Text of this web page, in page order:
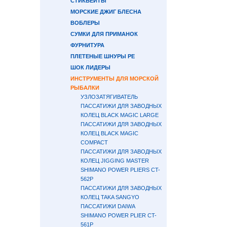
МОРСКИЕ ДЖИГ БЛЕСНА
ВОБЛЕРЫ
СУМКИ ДЛЯ ПРИМАНОК
ФУРНИТУРА
ПЛЕТЕНЫЕ ШНУРЫ PE
ШОК ЛИДЕРЫ
ИНСТРУМЕНТЫ ДЛЯ МОРСКОЙ
РЫБАЛКИ
УЗЛОЗАТЯГИВАТЕЛЬ
ПАССАТИЖИ ДЛЯ ЗАВОДНЫХ
КОЛЕЦ BLACK MAGIC LARGE
ПАССАТИЖИ ДЛЯ ЗАВОДНЫХ
КОЛЕЦ BLACK MAGIC
COMPACT
ПАССАТИЖИ ДЛЯ ЗАВОДНЫХ
КОЛЕЦ JIGGING MASTER
SHIMANO POWER PLIERS CT-
562P
ПАССАТИЖИ ДЛЯ ЗАВОДНЫХ
КОЛЕЦ TAKA SANGYO
ПАССАТИЖИ DAIWA
SHIMANO POWER PLIER CT-
561P